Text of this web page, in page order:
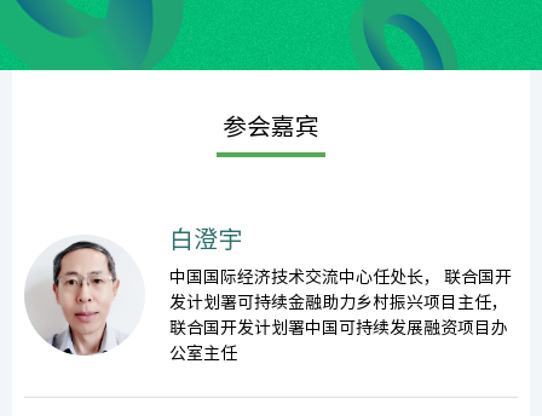
参会嘉宾
白澄宇
中国国际经济技术交流中心任处长， 联合国开
发计划署可持续金融助力乡村振兴项目主任，
联合国开发计划署中国可持续发展融资项目办
公室主任